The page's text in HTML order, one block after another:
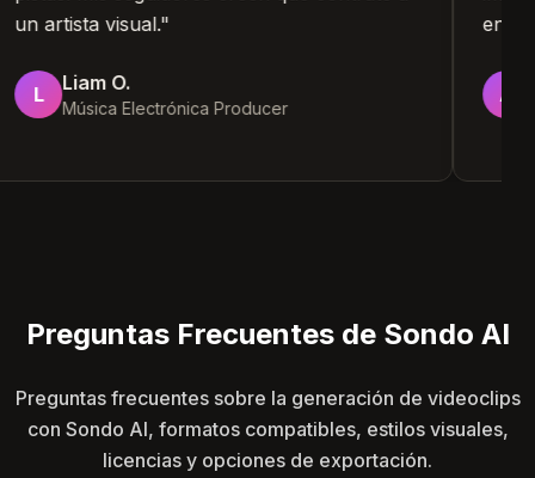
un artista visual.
Liam O.
Música Electrónica Producer
Preguntas Frecuentes de Sondo AI
Preguntas frecuentes sobre la generación de videoclips
con Sondo AI, formatos compatibles, estilos visuales,
licencias y opciones de exportación.